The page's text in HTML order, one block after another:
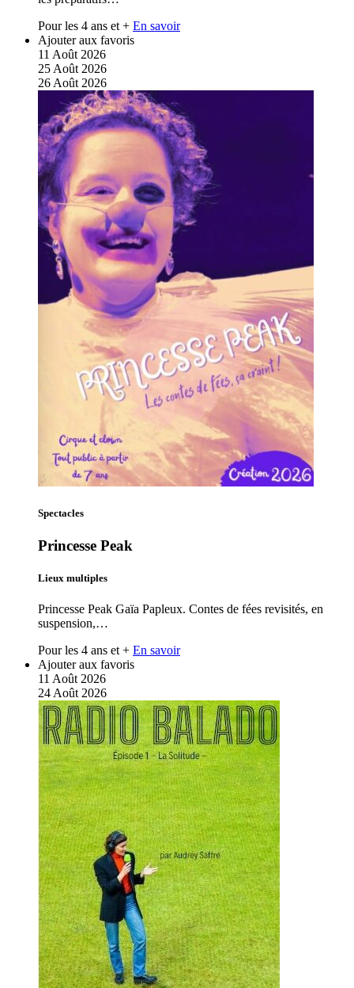
Pour les 4 ans et + En savoir
Ajouter aux favoris
11 Août 2026
25 Août 2026
26 Août 2026
Spectacles
Princesse Peak
Lieux multiples
Princesse Peak Gaïa Papleux. Contes de fées revisités, en
suspension,…
Pour les 4 ans et + En savoir
Ajouter aux favoris
11 Août 2026
24 Août 2026